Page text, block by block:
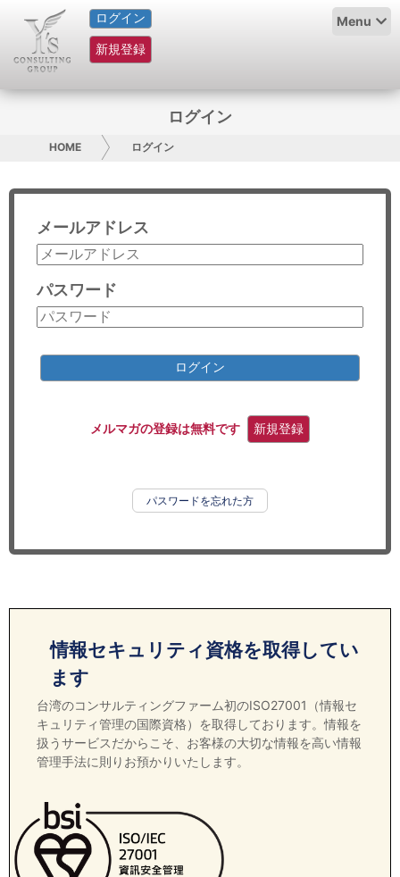
ログイン
新規登録
Menu
HOME
サービス紹介
グループ概要
採用情報
お問い合わせ
コンサルティング
リサーチ
ログイン
HOME ログイン
メールアドレス
パスワード
ログイン
メルマガの登録は無料です 新規登録
パスワードを忘れた方
情報セキュリティ資格を取得してい
ます
台湾のコンサルティングファーム初のISO27001（情報セ
キュリティ管理の国際資格）を取得しております。情報を
扱うサービスだからこそ、お客様の大切な情報を高い情報
管理手法に則りお預かりいたします。